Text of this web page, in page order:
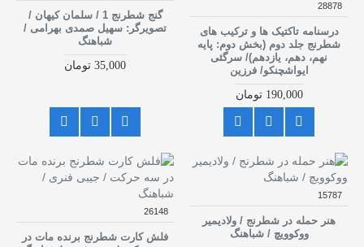
28878
درسنامه تاکتیک ها و ترکیب های
شطرنج جلد دوم (بخش دوم: پایه
نهم، دهم، یازدهم)/ سرگئی
ایواشچنکو/ فرزین
190,000 تومان
گنج شطرنج 1 / سلمان کیهان /
تصویرگر: سهیل صمدی بهرامی /
شباهنگ
35,000 تومان
15787
هنر حمله در شطرنج / ولادیمیر
ووکوویچ / شباهنگ
26148
فلش کارت شطرنج برنده مات در